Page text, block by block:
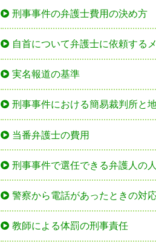
刑事事件の弁護士費用の決め方
自首について弁護士に依頼する
実名報道の基準
刑事事件における簡易裁判所と
当番弁護士の費用
刑事事件で選任できる弁護人の
警察から電話があったときの対
教師による体罰の刑事責任